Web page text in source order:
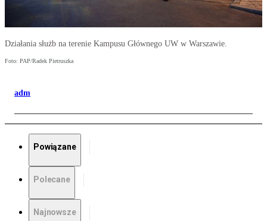
Działania służb na terenie Kampusu Głównego UW w Warszawie.
Foto: PAP/Radek Pietruszka
adm
Powiązane
Polecane
Najnowsze